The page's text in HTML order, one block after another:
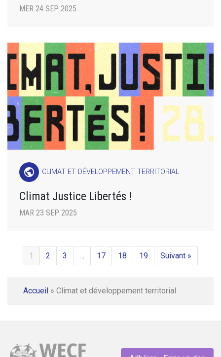
MER 24 SEP 2025
public CLIMAT ET DÉVELOPPEMENT TERRITORIAL
Climat Justice Libertés !
MAR 23 SEP 2025
1 2 3 … 17 18 19 Suivant »
Accueil » Climat et développement territorial